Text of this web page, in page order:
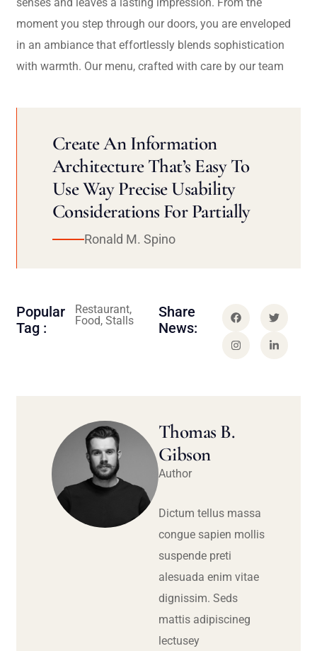
moment you step through our doors, you are enveloped
in an ambiance that effortlessly blends sophistication
with warmth. Our menu, crafted with care by our team
Create An Information
Architecture That’s Easy To
Use Way Precise Usability
Considerations For Partially
Ronald M. Spino
Popular
Tag :
Restaurant,
Food, Stalls
Share
News:
Thomas B.
Gibson
Author
Dictum tellus massa
congue sapien mollis
suspende preti
alesuada enim vitae
dignissim. Seds
mattis adipiscineg
lectusey